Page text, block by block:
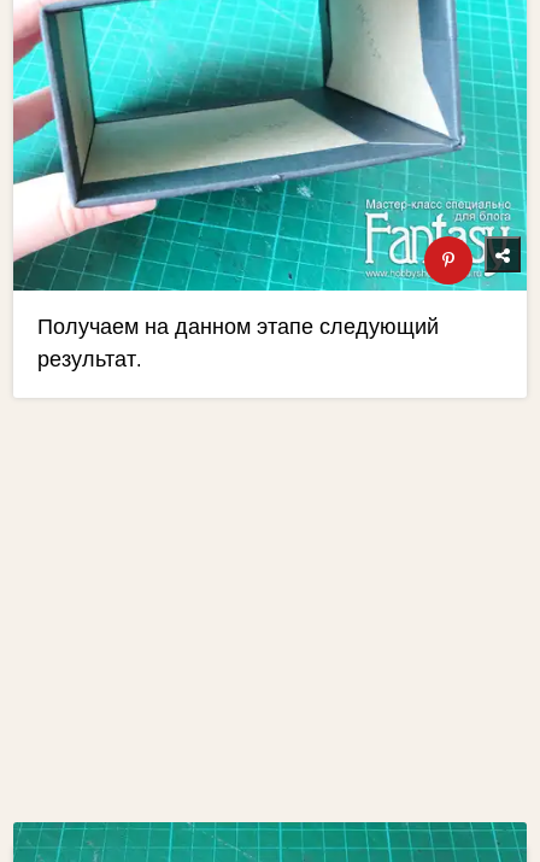
Получаем на данном этапе следующий
результат.